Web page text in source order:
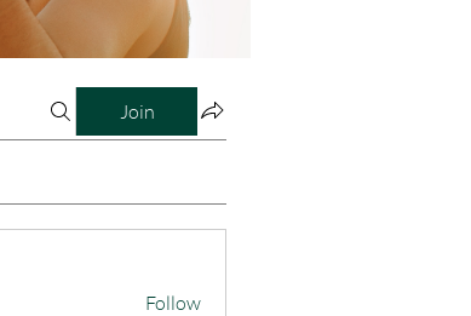
Join
Follow